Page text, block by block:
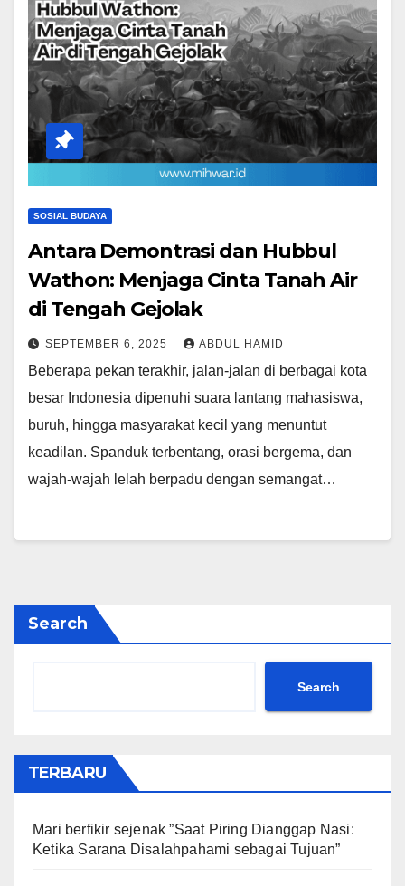
SOSIAL BUDAYA
Antara Demontrasi dan Hubbul
Wathon: Menjaga Cinta Tanah Air
di Tengah Gejolak
SEPTEMBER 6, 2025 ABDUL HAMID
Beberapa pekan terakhir, jalan-jalan di berbagai kota
besar Indonesia dipenuhi suara lantang mahasiswa,
buruh, hingga masyarakat kecil yang menuntut
keadilan. Spanduk terbentang, orasi bergema, dan
wajah-wajah lelah berpadu dengan semangat…
Search
Search
TERBARU
Mari berfikir sejenak ”Saat Piring Dianggap Nasi:
Ketika Sarana Disalahpahami sebagai Tujuan”